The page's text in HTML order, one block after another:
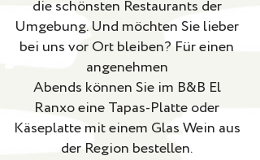
die schönsten Restaurants der
Umgebung. Und möchten Sie lieber
bei uns vor Ort bleiben? Für einen
angenehmen
Abends können Sie im B&B El
Ranxo eine Tapas-Platte oder
Käseplatte mit einem Glas Wein aus
der Region bestellen.